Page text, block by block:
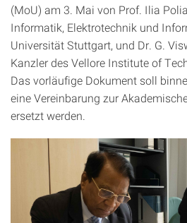
(MoU) am 3. Mai von Prof. Ilia
Informatik, Elektrotechnik und
Universität Stuttgart, und Dr. G.
Kanzler des Vellore Institute of
Das vorläufige Dokument soll
eine Vereinbarung zur
ersetzt werden.